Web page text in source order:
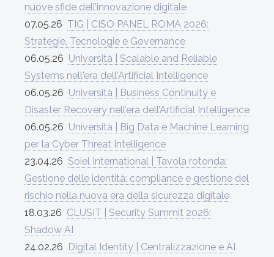
nuove sfide dell’innovazione digitale
07.05.26 TIG | CISO PANEL ROMA 2026:
Strategie, Tecnologie e Governance
06.05.26 Università | Scalable and Reliable
Systems nell'era dell'Artificial Intelligence
06.05.26 Università | Business Continuity e
Disaster Recovery nell’era dell’Artificial Intelligence
06.05.26 Università | Big Data e Machine Learning
per la Cyber Threat Intelligence
23.04.26 Soiel International | Tavola rotonda:
Gestione delle identità: compliance e gestione del
rischio nella nuova era della sicurezza digitale
18.03.26 CLUSIT | Security Summit 2026:
Shadow AI
24.02.26 Digital Identity | Centralizzazione e AI